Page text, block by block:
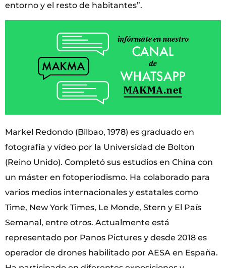
entorno y el resto de habitantes”.
Markel Redondo (Bilbao, 1978) es graduado en
fotografía y vídeo por la Universidad de Bolton
(Reino Unido). Completó sus estudios en China con
un máster en fotoperiodismo. Ha colaborado para
varios medios internacionales y estatales como
Time, New York Times, Le Monde, Stern y El País
Semanal, entre otros. Actualmente está
representado por Panos Pictures y desde 2018 es
operador de drones habilitado por AESA en España.